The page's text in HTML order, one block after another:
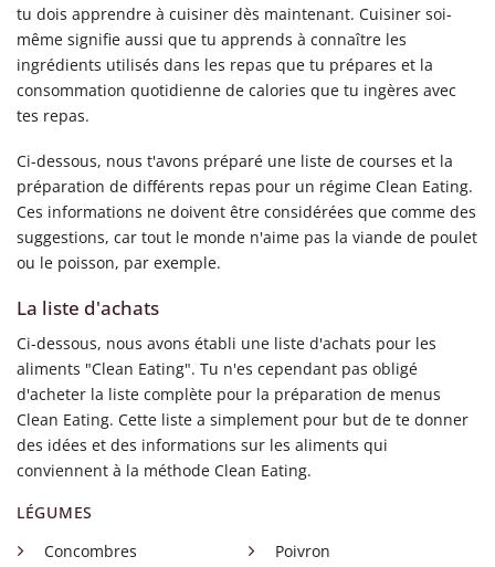
tu dois apprendre à cuisiner dès maintenant. Cuisiner soi-
même signifie aussi que tu apprends à connaître les
ingrédients utilisés dans les repas que tu prépares et la
consommation quotidienne de calories que tu ingères avec
tes repas.
Ci-dessous, nous t'avons préparé une liste de courses et la
préparation de différents repas pour un régime Clean Eating.
Ces informations ne doivent être considérées que comme des
suggestions, car tout le monde n'aime pas la viande de poulet
ou le poisson, par exemple.
La liste d'achats
Ci-dessous, nous avons établi une liste d'achats pour les
aliments "Clean Eating". Tu n'es cependant pas obligé
d'acheter la liste complète pour la préparation de menus
Clean Eating. Cette liste a simplement pour but de te donner
des idées et des informations sur les aliments qui
conviennent à la méthode Clean Eating.
LÉGUMES
Concombres
Poivron